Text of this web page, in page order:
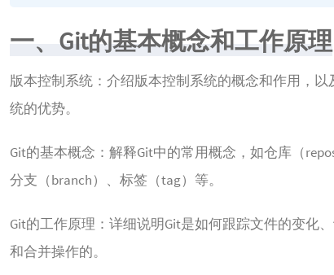
一、Git的基本概念和工作原理
版本控制系统：介绍版本控制系统的概念和作用，
统的优势。
Git的基本概念：解释Git中的常用概念，如仓库（
分支（branch）、标签（tag）等。
Git的工作原理：详细说明Git是如何跟踪文件的变化
和合并操作的。